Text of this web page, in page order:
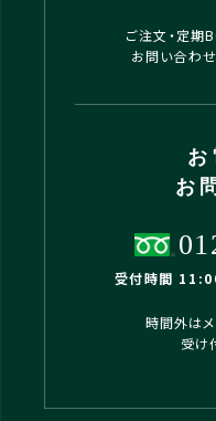
ご注文・定期
お問い合わ
お
お
受付時間
時間外は
受け